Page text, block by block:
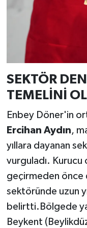
SEKTÖR
TEMELİNİ
Enbey Döner'in
Ercihan Aydın,
yıllara dayanan
vurguladı.
geçirmeden önce
sektöründe uzun
belirtti.Bölgede
Beykent